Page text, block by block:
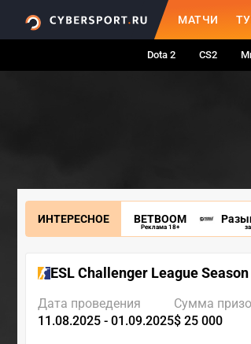
МАТЧИ
Dota 2 CS2
ИНТЕРЕСНОЕ BETBOOM
Реклама 18+
ESL Challenger League
Дата проведения
11.08.2025 - 01.09.2025
Сумма
$ 25 000